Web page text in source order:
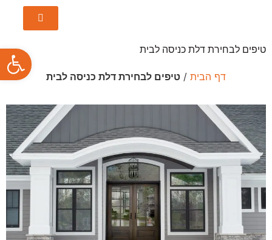
טיפים לבחירת דלת כניסה לבית
דף הבית / טיפים לבחירת דלת כניסה לבית
פתח